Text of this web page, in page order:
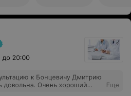
до 20:00
к Бонцевичу Дмитрию
довольна. Очень хороший
Еще